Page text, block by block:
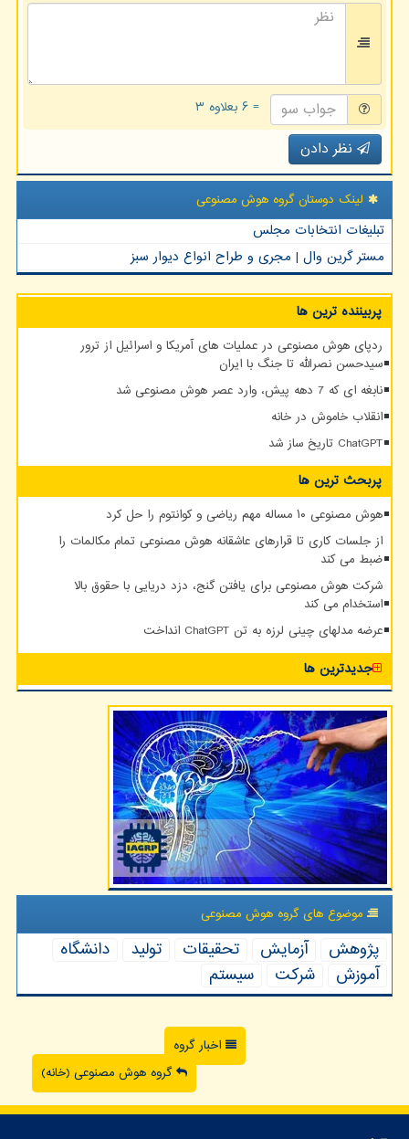
= ۶ بعلاوه ۳
نظر دادن
لینک دوستان گروه هوش مصنوعی
تبلیغات انتخابات مجلس
مستر گرین وال | مجری و طراح انواع دیوار سبز
پربیننده ترین ها
ردپای هوش مصنوعی در عملیات های آمریکا و اسرائیل از ترور
سیدحسن نصرالله تا جنگ با ایران
نابغه ای که 7 دهه پیش، وارد عصر هوش مصنوعی شد
انقلاب خاموش در خانه
ChatGPT تاریخ ساز شد
پربحث ترین ها
هوش مصنوعی ۱۰ مساله مهم ریاضی و کوانتوم را حل کرد
از جلسات کاری تا قرارهای عاشقانه هوش مصنوعی تمام مکالمات را
ضبط می کند
شرکت هوش مصنوعی برای یافتن گنج، دزد دریایی با حقوق بالا
استخدام می کند
عرضه مدلهای چینی لرزه به تن ChatGPT انداخت
جدیدترین ها
موضوع های گروه هوش مصنوعی
پژوهش آزمایش تحقیقات تولید
دانشگاه
آموزش
شركت سیستم
اخبار گروه
گروه هوش مصنوعی (خانه)